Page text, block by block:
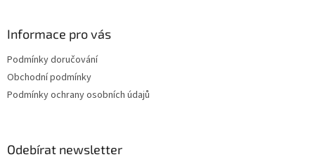
Informace pro vás
Podmínky doručování
Obchodní podmínky
Podmínky ochrany osobních údajů
Odebírat newsletter